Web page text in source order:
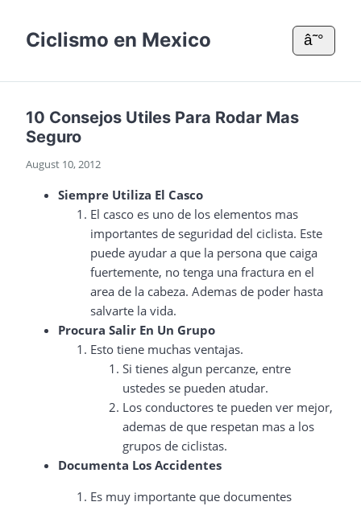
Ciclismo en Mexico â˜°
10 Consejos Utiles Para Rodar Mas
Seguro
August 10, 2012
Siempre Utiliza El Casco
El casco es uno de los elementos mas
importantes de seguridad del ciclista. Este
puede ayudar a que la persona que caiga
fuertemente, no tenga una fractura en el
area de la cabeza. Ademas de poder hasta
salvarte la vida.
Procura Salir En Un Grupo
Esto tiene muchas ventajas.
Si tienes algun percanze, entre
ustedes se pueden atudar.
Los conductores te pueden ver mejor,
ademas de que respetan mas a los
grupos de ciclistas.
Documenta Los Accidentes
Es muy importante que documentes